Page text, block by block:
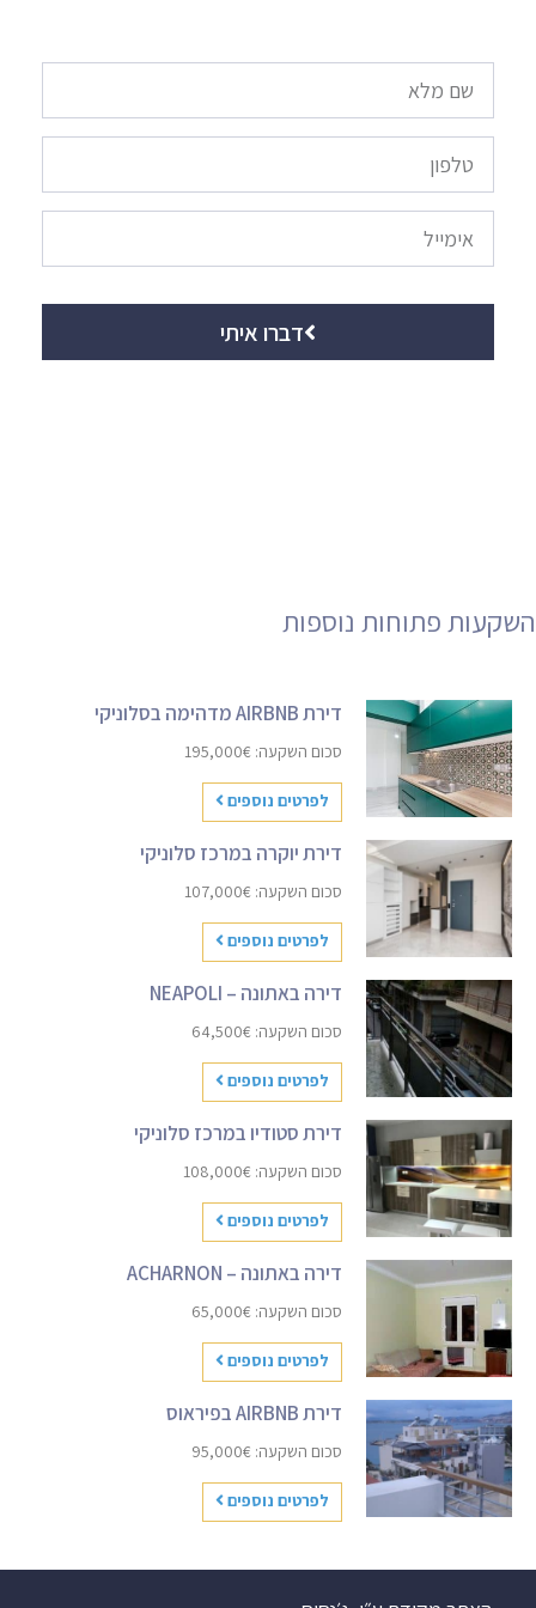
דברו איתי
השקעות פתוחות נוספות
דירת AIRBNB מדהימה בסלוניקי
סכום השקעה: 195,000€
לפרטים נוספים
דירת יוקרה במרכז סלוניקי
סכום השקעה: 107,000€
לפרטים נוספים
דירה באתונה – NEAPOLI
סכום השקעה: 64,500€
לפרטים נוספים
דירת סטודיו במרכז סלוניקי
סכום השקעה: 108,000€
לפרטים נוספים
דירה באתונה – ACHARNON
סכום השקעה: 65,000€
לפרטים נוספים
דירת AIRBNB בפיראוס
סכום השקעה: 95,000€
לפרטים נוספים